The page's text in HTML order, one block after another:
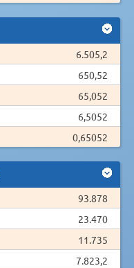
6.505,2
650,52
65,052
6,5052
0,65052
93.878
23.470
11.735
7.823,2